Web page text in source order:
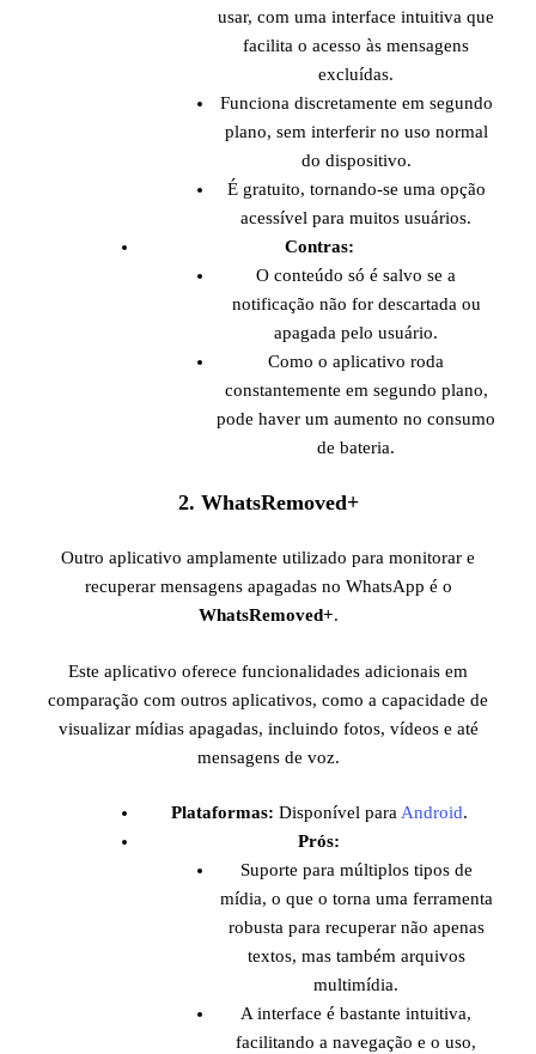
usar, com uma interface intuitiva que
facilita o acesso às mensagens
excluídas.
Funciona discretamente em segundo
plano, sem interferir no uso normal
do dispositivo.
É gratuito, tornando-se uma opção
acessível para muitos usuários.
Contras:
O conteúdo só é salvo se a
notificação não for descartada ou
apagada pelo usuário.
Como o aplicativo roda
constantemente em segundo plano,
pode haver um aumento no consumo
de bateria.
2. WhatsRemoved+
Outro aplicativo amplamente utilizado para monitorar e
recuperar mensagens apagadas no WhatsApp é o
WhatsRemoved+.
Este aplicativo oferece funcionalidades adicionais em
comparação com outros aplicativos, como a capacidade de
visualizar mídias apagadas, incluindo fotos, vídeos e até
mensagens de voz.
Plataformas: Disponível para Android.
Prós:
Suporte para múltiplos tipos de
mídia, o que o torna uma ferramenta
robusta para recuperar não apenas
textos, mas também arquivos
multimídia.
A interface é bastante intuitiva,
facilitando a navegação e o uso,